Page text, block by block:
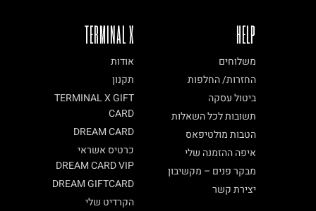
TERMINAL X
אודות
תקנון
TERMINAL X GIFT
CARD
DREAM CARD
כרטיס אשראי
DREAM CARD VIP
DREAM GIFTCARD
הקרדיט שלי
HELP
משלוחים
החזרות/ החלפות
ביטול עסקה
תשובות לכל השאלות
הטבות מולטיפאס
איפה ההזמנה שלי
מבקר פנים – מקשיבון
יצירת קשר